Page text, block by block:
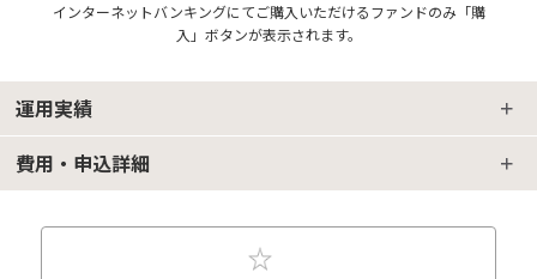
インターネットバンキングにてご購入いただけるファンドのみ「購
入」ボタンが表示されます。
運用実績
費用・申込詳細